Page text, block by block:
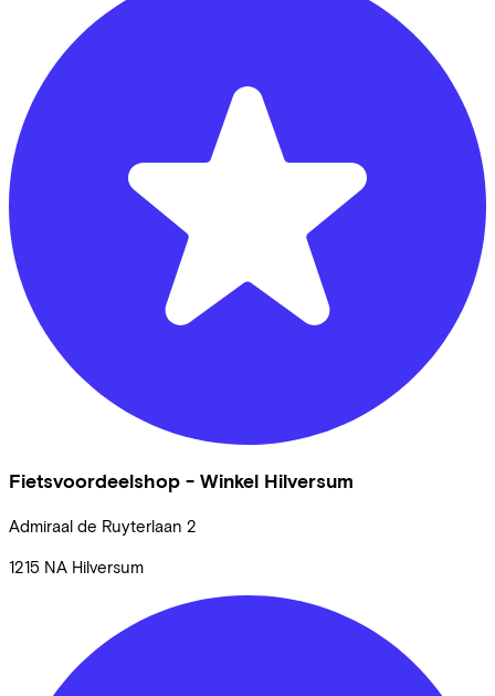
Fietsvoordeelshop - Winkel Hilversum
Admiraal de Ruyterlaan 2
1215 NA Hilversum